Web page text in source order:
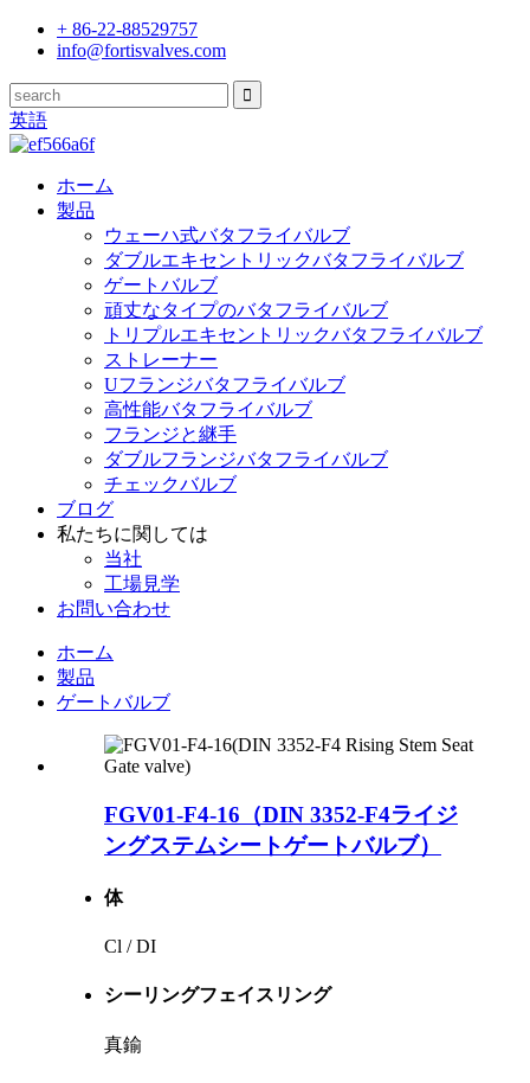
+ 86-22-88529757
info@fortisvalves.com
英語
ホーム
製品
ウェーハ式バタフライバルブ
ダブルエキセントリックバタフライバルブ
ゲートバルブ
頑丈なタイプのバタフライバルブ
トリプルエキセントリックバタフライバルブ
ストレーナー
Uフランジバタフライバルブ
高性能バタフライバルブ
フランジと継手
ダブルフランジバタフライバルブ
チェックバルブ
ブログ
私たちに関しては
当社
工場見学
お問い合わせ
ホーム
製品
ゲートバルブ
FGV01-F4-16（DIN 3352-F4ライジ
ングステムシートゲートバルブ）
体
Cl / DI
シーリングフェイスリング
真鍮